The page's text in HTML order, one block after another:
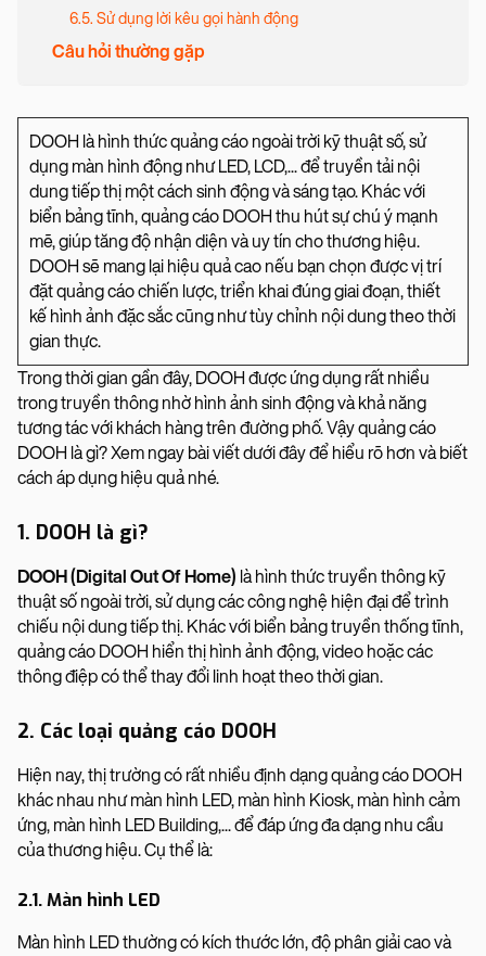
6.5. Sử dụng lời kêu gọi hành động
Câu hỏi thường gặp
DOOH là hình thức quảng cáo ngoài trời kỹ thuật số, sử
dụng màn hình động như LED, LCD,... để truyền tải nội
dung tiếp thị một cách sinh động và sáng tạo. Khác với
biển bảng tĩnh, quảng cáo DOOH thu hút sự chú ý mạnh
mẽ, giúp tăng độ nhận diện và uy tín cho thương hiệu.
DOOH sẽ mang lại hiệu quả cao nếu bạn chọn được vị trí
đặt quảng cáo chiến lược, triển khai đúng giai đoạn, thiết
kế hình ảnh đặc sắc cũng như tùy chỉnh nội dung theo thời
gian thực.
Trong thời gian gần đây, DOOH được ứng dụng rất nhiều
trong truyền thông nhờ hình ảnh sinh động và khả năng
tương tác với khách hàng trên đường phố. Vậy quảng cáo
DOOH là gì? Xem ngay bài viết dưới đây để hiểu rõ hơn và biết
cách áp dụng hiệu quả nhé.
1. DOOH là gì?
DOOH (Digital Out Of Home) là hình thức truyền thông kỹ
thuật số ngoài trời, sử dụng các công nghệ hiện đại để trình
chiếu nội dung tiếp thị. Khác với biển bảng truyền thống tĩnh,
quảng cáo DOOH hiển thị hình ảnh động, video hoặc các
thông điệp có thể thay đổi linh hoạt theo thời gian.
2. Các loại quảng cáo DOOH
Hiện nay, thị trường có rất nhiều định dạng quảng cáo DOOH
khác nhau như màn hình LED, màn hình Kiosk, màn hình cảm
ứng, màn hình LED Building,... để đáp ứng đa dạng nhu cầu
của thương hiệu. Cụ thể là:
2.1. Màn hình LED
Màn hình LED thường có kích thước lớn, độ phân giải cao và